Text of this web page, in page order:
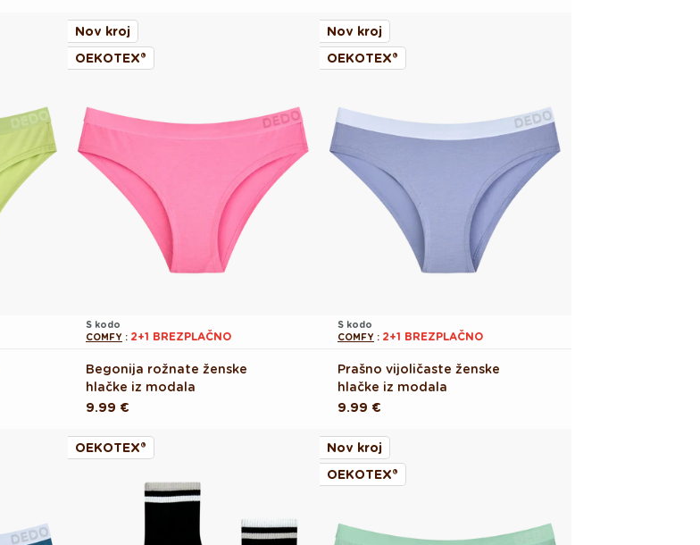
Nov kroj
OEKOTEX®
S kodo
COMFY : 2+1 BREZPLAČNO
Begonija rožnate ženske
hlačke iz modala
Redna
9.99 €
Nov kroj
OEKOTEX®
S kodo
COMFY : 2+1 BREZPLAČNO
Prašno vijoličaste ženske
hlačke iz modala
Redna
9.99 €
OEKOTEX®
Nov kroj
OEKOTEX®